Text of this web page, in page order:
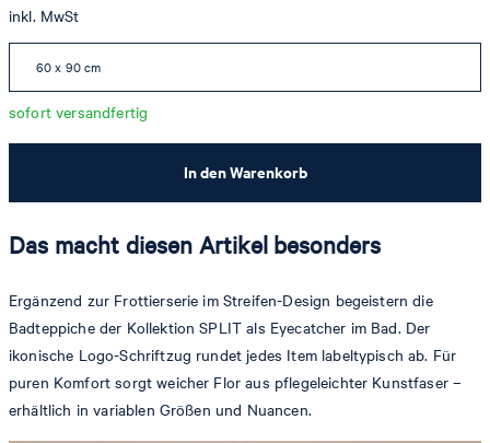
inkl. MwSt
60 x 90 cm
sofort versandfertig
In den Warenkorb
Das macht diesen Artikel besonders
Ergänzend zur Frottierserie im Streifen-Design begeistern die
Badteppiche der Kollektion SPLIT als Eyecatcher im Bad. Der
ikonische Logo-Schriftzug rundet jedes Item labeltypisch ab. Für
puren Komfort sorgt weicher Flor aus pflegeleichter Kunstfaser –
erhältlich in variablen Größen und Nuancen.